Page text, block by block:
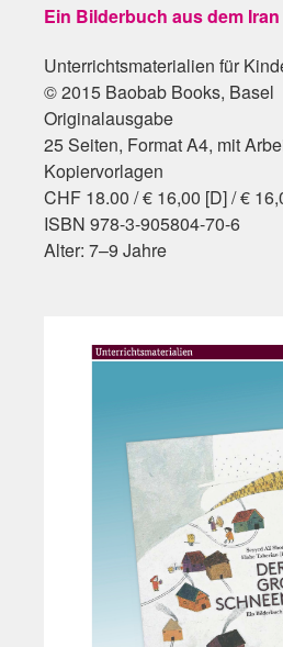
Ein Bilderbuch aus dem Iran
Unterrichtsmaterialien für
© 2015 Baobab Books, Basel
Originalausgabe
25 Seiten, Format A4, mit
Kopiervorlagen
CHF 18.00 / € 16,00 [D] / €
ISBN 978-3-905804-70-6
Alter: 7–9 Jahre